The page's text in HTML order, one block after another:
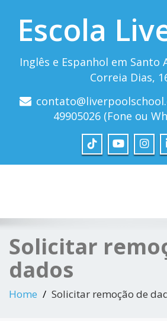
Escola
Inglês e Espanhol em Santo
Correia Dias,
49905026 (Fone ou
Solicitar
dados
Home Solicitar remoção de